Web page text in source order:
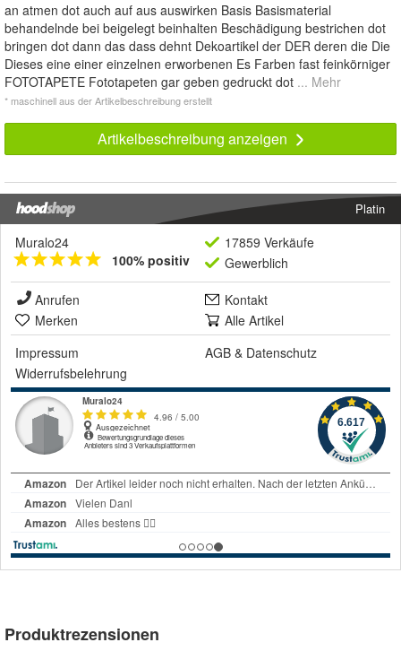
an atmen dot auch auf aus auswirken Basis Basismaterial
behandelnde bei beigelegt beinhalten Beschädigung bestrichen dot
bringen dot dann das dass dehnt Dekoartikel der DER deren die Die
Dieses eine einer einzelnen erworbenen Es Farben fast feinkörniger
FOTOTAPETE Fototapeten gar geben gedruckt dot ... Mehr
* maschinell aus der Artikelbeschreibung erstellt
Artikelbeschreibung anzeigen
Platin
Muralo24
100% positiv
17859 Verkäufe
Gewerblich
Anrufen
Kontakt
Merken
Alle Artikel
Impressum
AGB & Datenschutz
Widerrufsbelehrung
Produktrezensionen